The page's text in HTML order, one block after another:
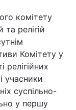
комітету
релігій
Комітету у
релігійних
учасники
суспільно-
у першу